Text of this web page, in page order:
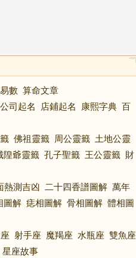
數 算命文章
公司起名 店鋪起名 康熙字典 百
佛祖靈籤 周公靈籤 土地公靈
隍爺靈籤 孔子聖籤 王公靈籤 財
熱測吉凶 二十四香譜圖解 萬年
圖解 痣相圖解 骨相圖解 體相圖
射手座 魔羯座 水瓶座 雙魚座
星座故事